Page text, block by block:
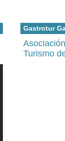
Gastrotur
Turismo